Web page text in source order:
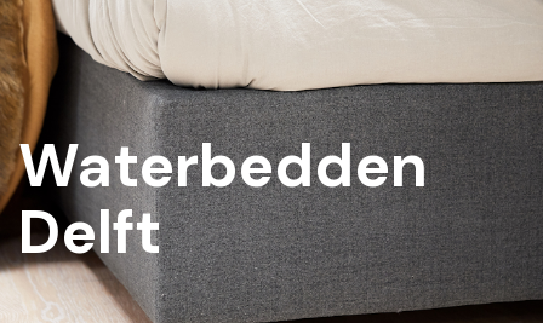
Waterbedden
Delft